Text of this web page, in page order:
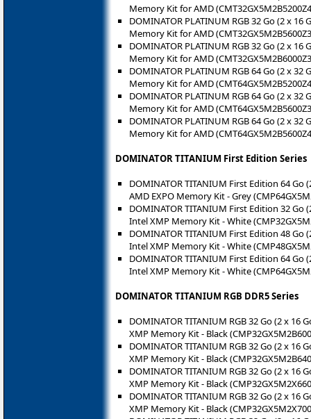
Memory Kit for AMD
DOMINATOR PLATINUM RGB 32 Go (2 x 16
Memory Kit for AMD
DOMINATOR PLATINUM RGB 32 Go (2 x 16
Memory Kit for AMD
DOMINATOR PLATINUM RGB 64 Go (2 x 32
Memory Kit for AMD
DOMINATOR PLATINUM RGB 64 Go (2 x 32
Memory Kit for AMD
DOMINATOR PLATINUM RGB 64 Go (2 x 32
Memory Kit for AMD
DOMINATOR TITANIUM First Edition Series
DOMINATOR TITANIUM First Edition 64 Go
AMD EXPO Memory Kit - Grey
DOMINATOR TITANIUM First Edition 32 Go
Intel XMP Memory Kit - White
DOMINATOR TITANIUM First Edition 48 Go
Intel XMP Memory Kit - White
DOMINATOR TITANIUM First Edition 64 Go
Intel XMP Memory Kit - White
DOMINATOR TITANIUM RGB DDR5 Series
DOMINATOR TITANIUM RGB 32 Go (2 x 16
XMP Memory Kit - Black
DOMINATOR TITANIUM RGB 32 Go (2 x 16
XMP Memory Kit - Black
DOMINATOR TITANIUM RGB 32 Go (2 x 16
XMP Memory Kit - Black
DOMINATOR TITANIUM RGB 32 Go (2 x 16
XMP Memory Kit - Black